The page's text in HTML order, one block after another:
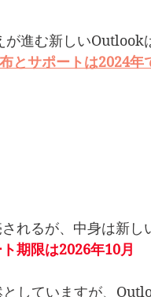
が進む新しい
とサポートは2024年
れるが、中身は新し
期限は2026年10月
していますが、